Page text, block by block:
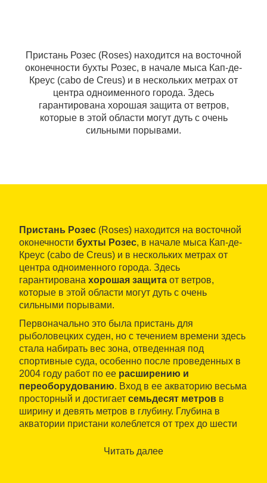
Пристань Розес (Roses) находится на восточной
оконечности бухты Розес, в начале мыса Кап-де-
Креус (cabo de Creus) и в нескольких метрах от
центра одноименного города. Здесь
гарантирована хорошая защита от ветров,
которые в этой области могут дуть с очень
сильными порывами.
Пристань Розес (Roses) находится на восточной
оконечности бухты Розес, в начале мыса Кап-де-
Креус (cabo de Creus) и в нескольких метрах от
центра одноименного города. Здесь
гарантирована хорошая защита от ветров,
которые в этой области могут дуть с очень
сильными порывами.
Первоначально это была пристань для
рыболовецких суден, но с течением времени здесь
стала набирать вес зона, отведенная под
спортивные суда, особенно после проведенных в
2004 году работ по ее расширению и
переоборудованию. Вход в ее акваторию весьма
просторный и достигает семьдесят метров в
ширину и девять метров в глубину. Глубина в
акватории пристани колеблется от трех до шести
Гавань для спортивных суден
Читать далее